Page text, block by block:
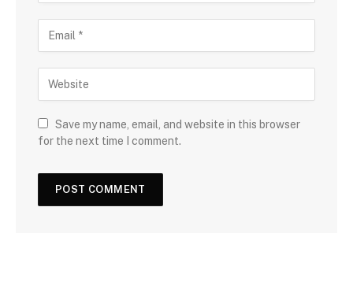
Save my name, email, and website in this browser
for the next time I comment.